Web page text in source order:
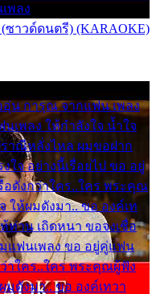
พลง
ซาวด์ดนตรี) (KARAOKE)
น การุณ จากแฟน เพลง
เพลง ให้กำลังใจ น้ำใจ
าณีหลั่งไหล ผมขอฝาก
ใจ อย่างนี้เรื่อยไป ขอ อยู่
อดังกว่าใคร..ใคร พระคุณ
ให้ผมดังมา.. ขอ องค์เท
าน เถิดหนา ขอจงเชื่อ
มแฟนเพลง ขอ อยู่คู่แฟน
ว่าใคร..ใคร พระคุณผู้ฟัง
มดังมา.. ขอ องค์เทวา